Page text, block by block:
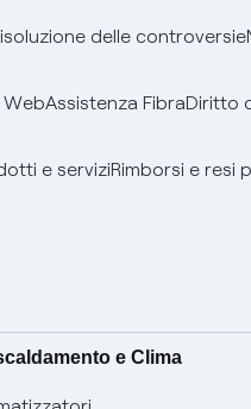
delle controversie
Assistenza FibraDiritto
e serviziRimborsi e resi
e Clima